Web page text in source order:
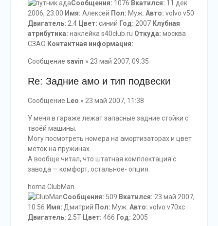
Сообщения: 1076 Вкатился: 11 дек
2006, 23:00 Имя: Алексей Пол: Муж. Авто: volvo v50
Двигатель: 2.4 Цвет: синий Год: 2007 Клубная
атрибутика: наклейка s40club.ru Откуда: москва
СЗАО Контактная информация:
Сообщение savin » 23 май 2007, 09:35
Re: Задние амо и тип подвески
Сообщение Leo » 23 май 2007, 11:38
У меня в гараже лежат запасные задние стойки с
твоёй машины.
Могу посмотреть номера на амортизаторах и цвет
меток на пружинах.
А вообще читал, что штатная комплектация с
завода — комфорт, остальное- опция.
homa ClubMan
Сообщения: 509 Вкатился: 23 май 2007,
10:56 Имя: Дмитрий Пол: Муж. Авто: volvo v70xc
Двигатель: 2.5T Цвет: 466 Год: 2005